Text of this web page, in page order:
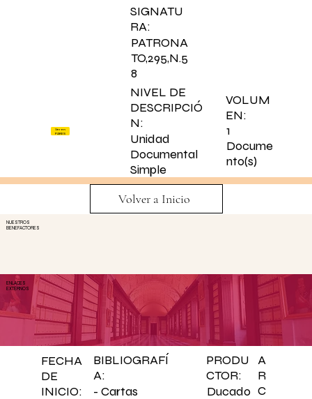
SIGNATU
RA:
PATRONA
TO,295,N.5
8
NIVEL DE
DESCRIPCIÓ
N:
Unidad
Documental
Simple
Ver en
PARES
VOLUM
EN:
1
Docume
nto(s)
FECHA
DE
INICIO:
BIBLIOGRAFÍ
A:
- Cartas
PRODU
CTOR:
Ducado
A
R
C
Volver a Inicio
NUESTROS
BENEFACTORES
ENLACES
EXTERNOS